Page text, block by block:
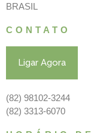
BRASIL
CONTATO
Ligar Agora
(82) 98102-3244
(82) 3313-6070